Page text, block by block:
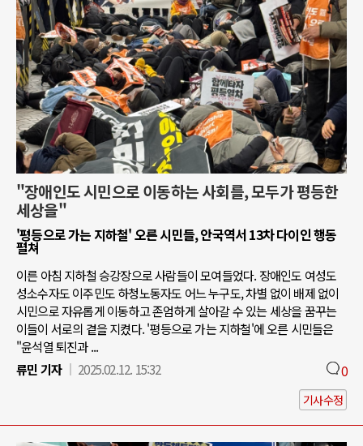
"장애인도 시민으로 이동하는 사회를, 모두가 평등한
세상을"
'평등으로 가는 지하철' 오른 시민들, 안국역서 13차 다이인 행동
펼쳐
이른 아침 지하철 승강장으로 사람들이 모여들었다. 장애인도 여성도
성소수자도 이주민도 하청노동자도 어느 누구도, 차별 없이 배제 없이
시민으로 자유롭게 이동하고 존엄하게 살아갈 수 있는 세상을 꿈꾸는
이들이 서로의 곁을 지켰다. '평등으로 가는 지하철'에 오른 시민들은
"윤석열 퇴진과 ...
류민 기자
2025.02.12. 15:32 0
기사수정